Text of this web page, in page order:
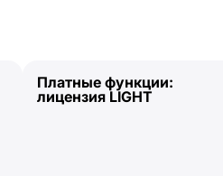
Платные функции:
лицензия LIGHT